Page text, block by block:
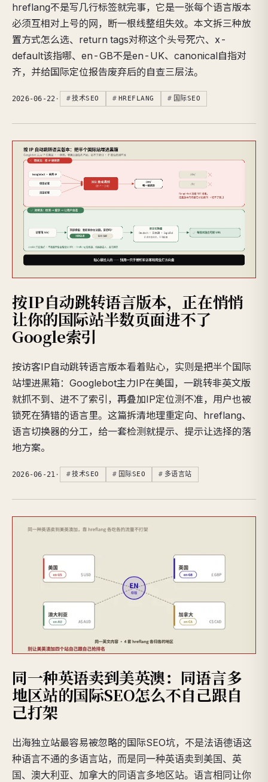
hreflang不是写几行标签就完事，它是一张每个语言版本
必须互相对上号的网，断一根线整组失效。本文拆三种放
置方式怎么选、return tags对称这个头号死穴、x-
default该指哪、en-GB不是en-UK、canonical自指对
齐，并给国际定位报告废弃后的自查三层法。
2026-06-22 · 技术SEO HREFLANG 国际SEO
按IP自动跳转语言版本，正在悄悄
让你的国际站半数页面进不了
Google索引
按访客IP自动跳转语言版本看着贴心，实则是把半个国际
站埋进黑箱：Googlebot主力IP在美国，一跳转非英文版
就抓不到、进不了索引，再叠加IP定位测不准，用户也被
锁死在猜错的语言里。这篇拆清地理重定向、hreflang、
语言切换器的分工，给一套检测就提示、提示让选择的落
地方案。
2026-06-21 · 技术SEO 国际SEO 多语言站
同一种英语卖到美英澳：同语言多
地区站的国际SEO怎么不自己跟自
己打架
出海独立站最容易被忽略的国际SEO坑，不是法语德语这
种语言不通的多语言站，而是同一种英语卖到美国、英
国、澳大利亚、加拿大的同语言多地区站。语言相同让你